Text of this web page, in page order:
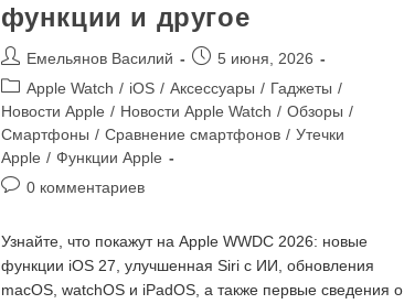
функции и другое
Емельянов Василий
5 июня, 2026
Apple Watch / iOS / Аксессуары / Гаджеты /
Новости Apple / Новости Apple Watch / Обзоры /
Смартфоны / Сравнение смартфонов / Утечки
Apple / Функции Apple
0 комментариев
Узнайте, что покажут на Apple WWDC 2026: новые
функции iOS 27, улучшенная Siri с ИИ, обновления
macOS, watchOS и iPadOS, а также первые сведения о